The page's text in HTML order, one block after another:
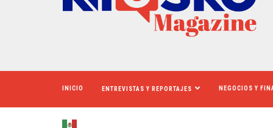
INICIO ENTREVISTAS Y REPORTAJES NEGOCIOS Y